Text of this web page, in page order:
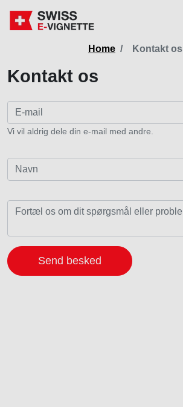
Home Kontakt os
Kontakt os
Vi vil aldrig dele din e-mail med andre.
Send besked